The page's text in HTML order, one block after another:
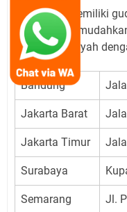
Ady Water memiliki
sehingga
berbagai wilayah
Bandung
Jakarta Barat
Jakarta Timur
Surabaya
Semarang Jl.